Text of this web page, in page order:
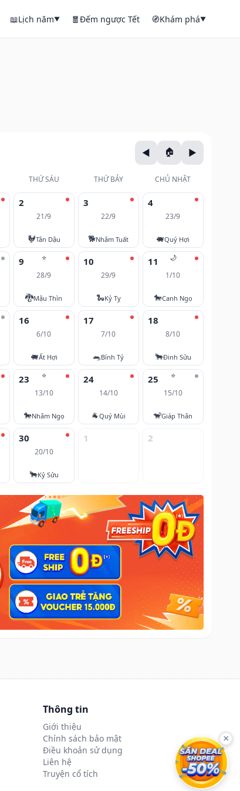
📖Lịch năm▼ 🧧Đếm ngược Tết 🧭Khám phá▼
THỨ SÁU THỨ BẢY CHỦ NHẬT
2
21/9
🐓Tân Dậu
3
22/9
🐕Nhâm Tuất
4
23/9
🐖Quý Hợi
⭐
9
28/9
🐉Mậu Thìn
10
29/9
🐍Kỷ Tỵ
🌙
11
1/10
🐎Canh Ngọ
16
6/10
🐖Ất Hợi
17
7/10
🐀Bính Tý
18
8/10
🐂Đinh Sửu
⭐
23
13/10
🐎Nhâm Ngọ
24
14/10
🐐Quý Mùi
⭐
25
15/10
🐒Giáp Thân
30
20/10
🐂Kỷ Sửu
1 2
Thông tin
Giới thiệu
Chính sách bảo mật
Điều khoản sử dụng
Liên hệ
Truyện cổ tích
×